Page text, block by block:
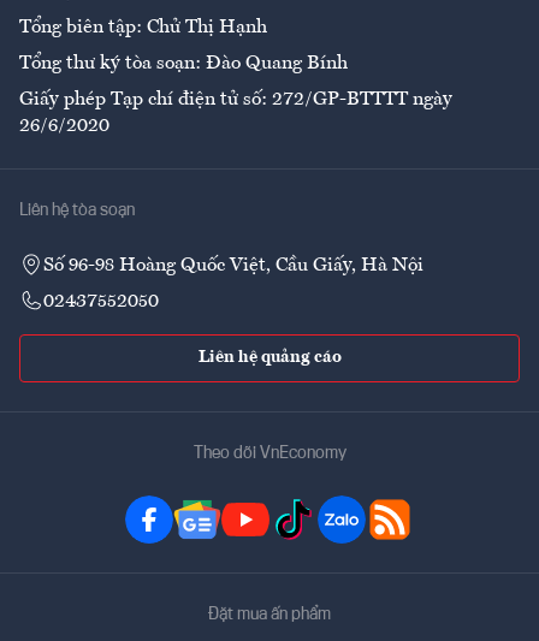
Tổng biên tập: Chử Thị Hạnh
Tổng thư ký tòa soạn: Đào Quang Bính
Giấy phép Tạp chí điện tử số: 272/GP-BTTTT ngày
26/6/2020
Liên hệ tòa soạn
Số 96-98 Hoàng Quốc Việt, Cầu Giấy, Hà Nội
02437552050
Liên hệ quảng cáo
Theo dõi VnEconomy
Đặt mua ấn phẩm